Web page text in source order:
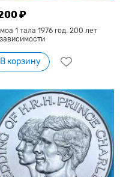
₽
1 тала 1976 год. 200 лет
В корзину